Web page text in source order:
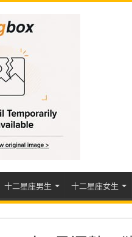
十二星座男生 十二星座女生